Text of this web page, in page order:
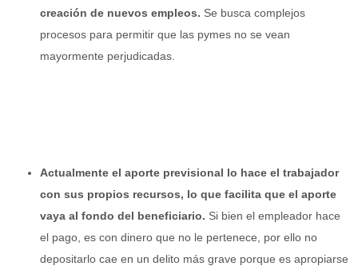
creación de nuevos empleos. Se busca complejos
procesos para permitir que las pymes no se vean
mayormente perjudicadas.
Actualmente el aporte previsional lo hace el trabajador
con sus propios recursos, lo que facilita que el aporte
vaya al fondo del beneficiario. Si bien el empleador hace
el pago, es con dinero que no le pertenece, por ello no
depositarlo cae en un delito más grave porque es apropiarse